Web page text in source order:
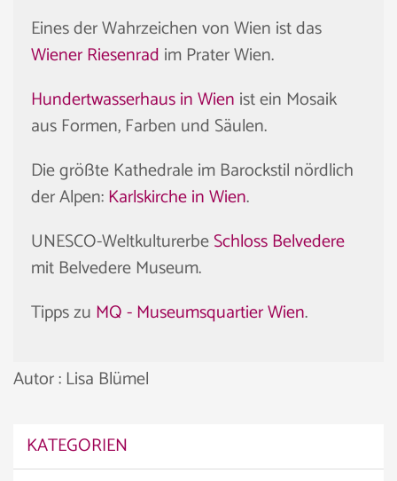
Eines der Wahrzeichen von Wien ist das
Wiener Riesenrad im Prater Wien.
Hundertwasserhaus in Wien ist ein Mosaik
aus Formen, Farben und Säulen.
Die größte Kathedrale im Barockstil nördlich
der Alpen:Karlskirche in Wien.
UNESCO-WeltkulturerbeSchloss Belvedere
mit Belvedere Museum.
Tipps zu MQ - Museumsquartier Wien.
Autor : Lisa Blümel
KATEGORIEN